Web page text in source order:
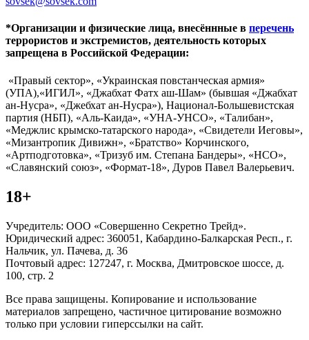
*Организации и физические лица, внесённные в перечень
террористов и экстремистов, деятельность которых
запрещена в Российской Федерации:
«Правый сектор», «Украинская повстанческая армия»
(УПА),«ИГИЛ», «Джабхат Фатх аш-Шам» (бывшая «Джабхат
ан-Нусра», «Джебхат ан-Нусра»), Национал-Большевистская
партия (НБП), «Аль-Каида», «УНА-УНСО», «Талибан»,
«Меджлис крымско-татарского народа», «Свидетели Иеговы»,
«Мизантропик Дивижн», «Братство» Корчинского,
«Артподготовка», «Тризуб им. Степана Бандеры», «НСО»,
«Славянский союз», «Формат-18», Дуров Павел Валерьевич.
18+
Учредитель: ООО «Совершенно Секретно Трейд».
Юридический адрес: 360051, Кабардино-Балкарская Респ., г.
Нальчик, ул. Пачева, д. 36
Почтовый адрес: 127247, г. Москва, Дмитровское шоссе, д.
100, стр. 2
Все права защищены. Копирование и использование
материалов запрещено, частичное цитирование возможно
только при условии гиперссылки на сайт.